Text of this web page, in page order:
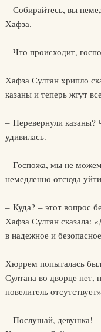
– Собирайтесь, вы
Хафза.
– Что происходит,
Хафза Султан хрипло
казаны и теперь жгут
– Перевернули
удивилась.
– Госпожа, мы не
немедленно отсюда
– Куда? – этот вопрос
Хафза Султан сказала:
в надежное и
Хюррем попыталась
Султана во дворце нет,
повелитель
– Послушай, девушка! –